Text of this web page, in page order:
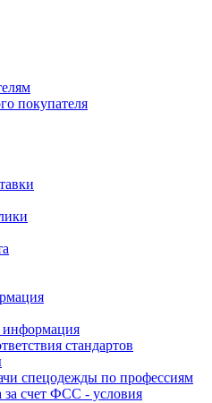
покупателя
информация
стандартов
спецодежды по профессиям
счет ФСС - условия